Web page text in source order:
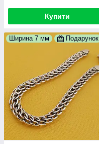
Купити
Ширина 7 мм Подарунок